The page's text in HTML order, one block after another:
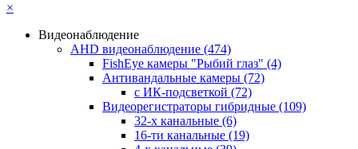
×
Видеонаблюдение
AHD видеонаблюдение (474)
FishEye камеры "Рыбий глаз" (4)
Антивандальные камеры (72)
с ИК-подсветкой (72)
Видеорегистраторы гибридные (109)
32-х канальные (6)
16-ти канальные (19)